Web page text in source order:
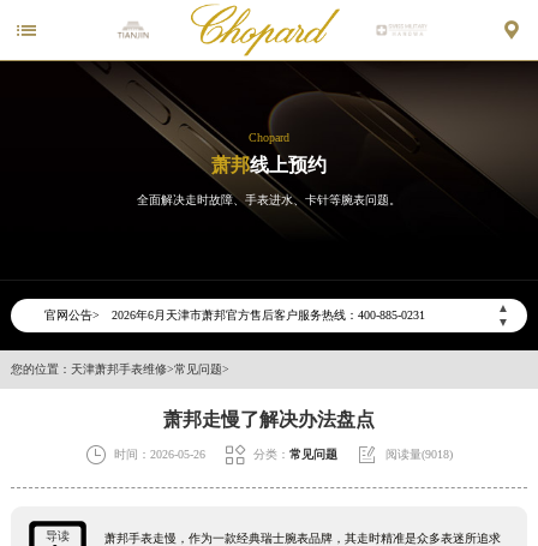
 
Chopard
萧邦线上预约
全面解决走时故障、手表进水、卡针等腕表问题。
官网公告>
▲
▼
节假日正常营业！
您的位置： 天津萧邦手表维修>常见问题>
萧邦走慢了解决办法盘点
 时间：2026-05-26  分类： 常见问题  阅读量(9018)
导读
萧邦手表走慢，作为一款经典瑞士腕表品牌，其走时精准是众多表迷所追求